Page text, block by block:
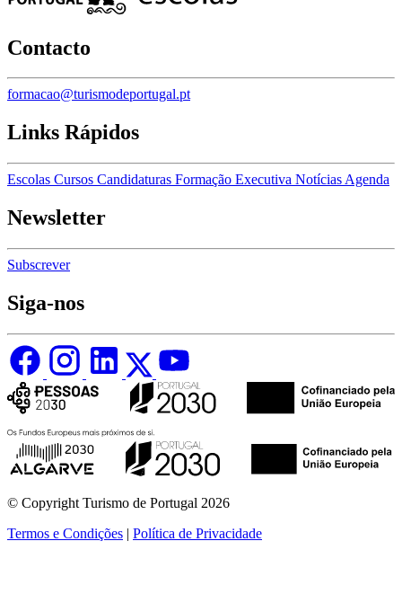
Contacto
formacao@turismodeportugal.pt
Links Rápidos
Escolas Cursos Candidaturas Formação Executiva Notícias Agenda
Newsletter
Subscrever
Siga-nos
© Copyright Turismo de Portugal 2026
Termos e Condições | Política de Privacidade